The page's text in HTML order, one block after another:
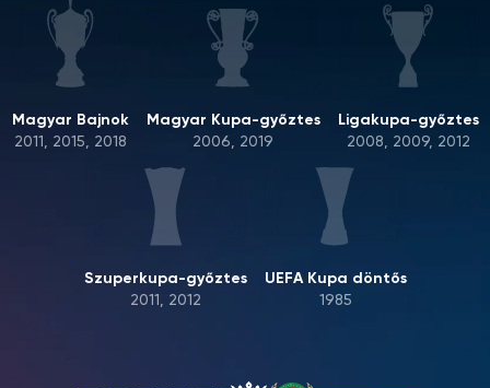
Magyar Bajnok
2011, 2015, 2018
Magyar Kupa-győztes
2006, 2019
Ligakupa-győztes
2008, 2009, 2012
Szuperkupa-győztes
2011, 2012
UEFA Kupa döntős
1985